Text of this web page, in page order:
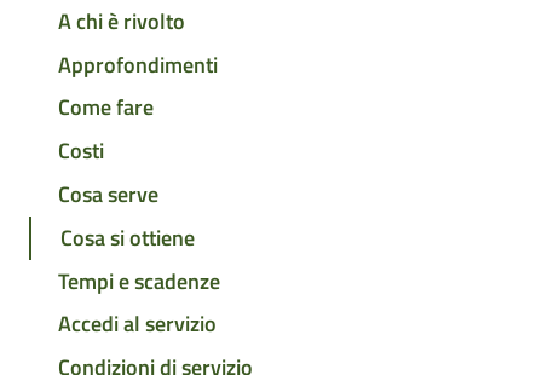
A chi è rivolto
Approfondimenti
Come fare
Costi
Cosa serve
Cosa si ottiene
Tempi e scadenze
Accedi al servizio
Condizioni di servizio